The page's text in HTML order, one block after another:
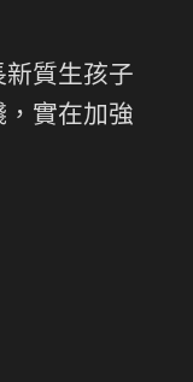
質生孩子
，實在加強